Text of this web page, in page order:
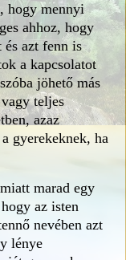
hogy mennyi
ahhoz, hogy
és azt fenn is
a kapcsolatot
jöhető más
teljes
azaz
gyerekeknek, ha
marad egy
az isten
nevében azt
lénye